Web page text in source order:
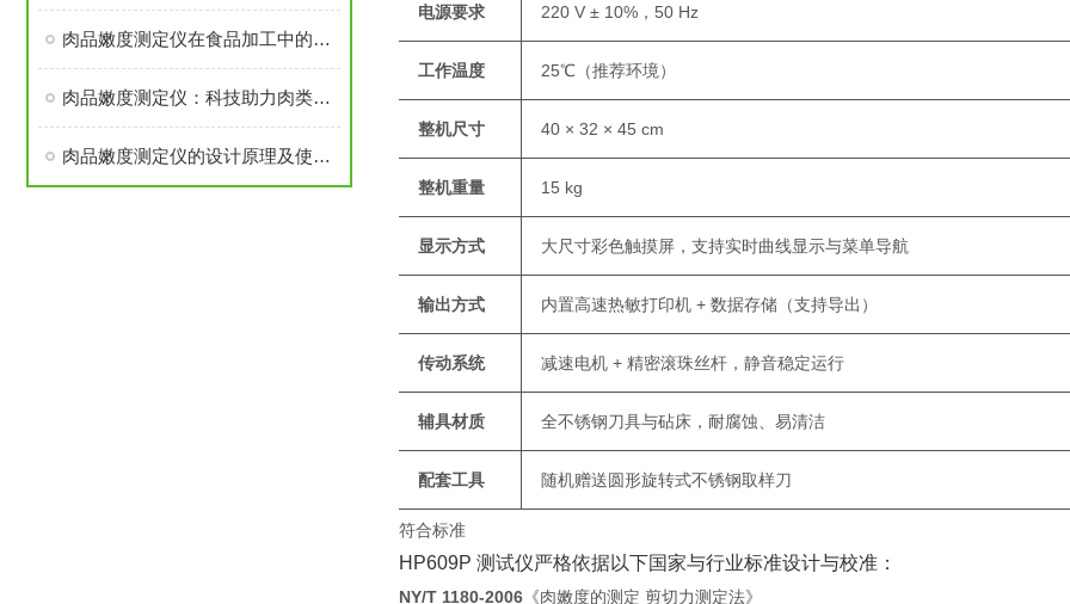
电源要求 220 V ± 10%，50 Hz
工作温度 25℃（推荐环境）
整机尺寸 40 × 32 × 45 cm
整机重量 15 kg
显示方式 大尺寸彩色触摸屏，支持实时曲线显示与菜单导航
输出方式 内置高速热敏打印机 + 数据存储（支持导出）
传动系统 减速电机 + 精密滚珠丝杆，静音稳定运行
辅具材质 全不锈钢刀具与砧床，耐腐蚀、易清洁
配套工具 随机赠送圆形旋转式不锈钢取样刀
符合标准
HP609P 测试仪严格依据以下国家与行业标准设计与校准：
NY/T 1180-2006 ‌《肉嫩度的测定 剪切力测定法》
肉品嫩度测定仪在食品加工中的应用与优势探析
肉品嫩度测定仪：科技助力肉类品质评估
肉品嫩度测定仪的设计原理及使用方法